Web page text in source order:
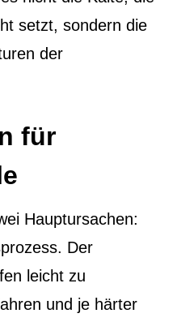
setzt, sondern die
der
für
Hauptursachen:
Der
leicht zu
und je härter